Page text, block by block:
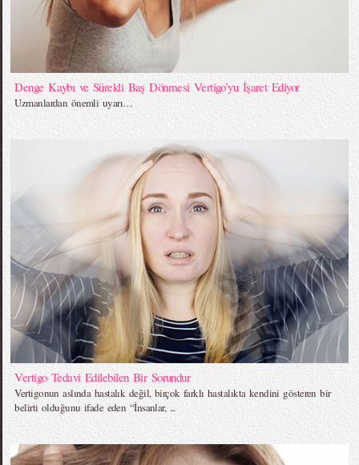
Denge Kaybı ve Sürekli Baş Dönmesi Vertigo’yu İşaret Ediyor
Uzmanlardan önemli uyarı…
Vertigo Tedavi Edilebilen Bir Sorundur
Vertigonun aslında hastalık değil, birçok farklı hastalıkta kendini gösteren bir
belirti olduğunu ifade eden “İnsanlar, ...